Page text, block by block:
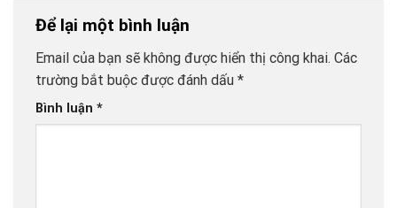
Để lại một bình luận
Email của bạn sẽ không được hiển thị công khai. Các
trường bắt buộc được đánh dấu *
Bình luận *